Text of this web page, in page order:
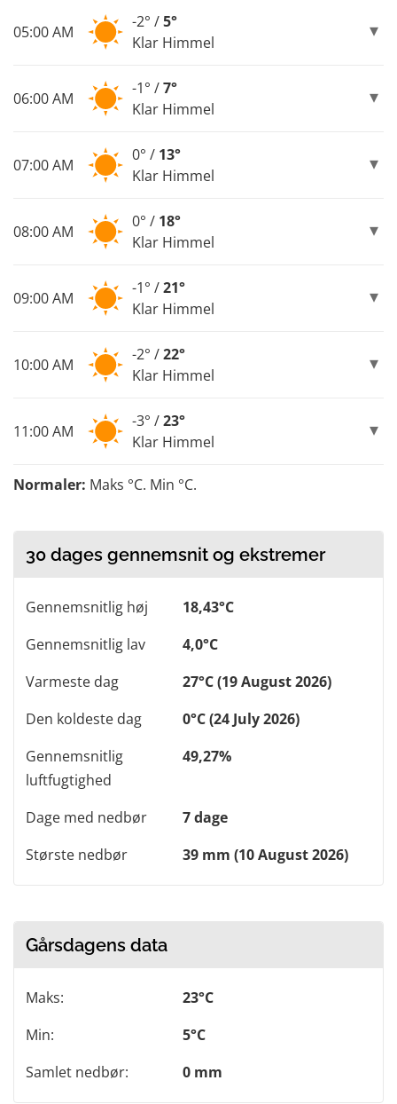
05:00 AM
-2° /5°
Klar Himmel
06:00 AM
-1° /7°
Klar Himmel
07:00 AM
0° / 13°
Klar Himmel
08:00 AM
0° / 18°
Klar Himmel
09:00 AM
-1° /21°
Klar Himmel
10:00 AM
-2° /22°
Klar Himmel
11:00 AM
-3° /23°
Klar Himmel
Normaler: Maks °C. Min °C.
30 dages gennemsnit og ekstremer
Gennemsnitlig høj
18,43°C
Gennemsnitlig lav
4,0°C
Varmeste dag
27°C (19 August 2026)
Den koldeste dag
0°C (24 July 2026)
Gennemsnitlig
luftfugtighed
49,27%
Dage med nedbør
7 dage
Største nedbør
39 mm (10 August 2026)
Gårsdagens data
Maks:
23°C
Min:
5°C
Samlet nedbør:
0 mm